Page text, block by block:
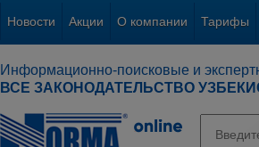
Новости Акции О компании Тарифы
Информационно-поисковые и
ВСЕ ЗАКОНОДАТЕЛЬСТВО